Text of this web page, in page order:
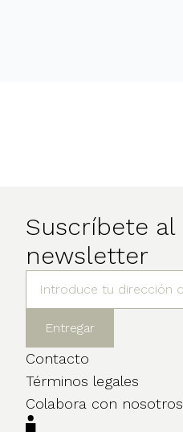
Suscríbete al
newsletter
Contacto
Términos legales
Colabora con nosotros